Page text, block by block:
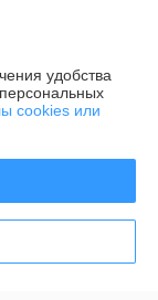
удобства
cookies или